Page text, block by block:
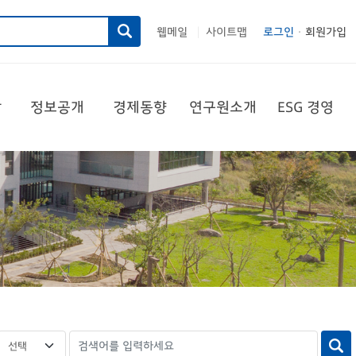
웹메일 사이트맵 로그인 회원가입
정보공개 경제동향 연구원소개 ESG 경영